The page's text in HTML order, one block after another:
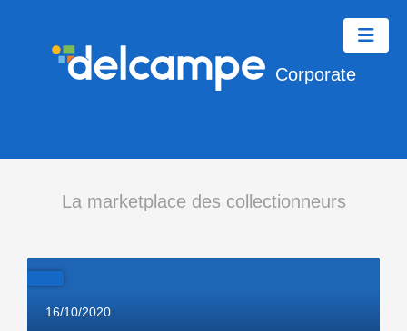
Corporate
La marketplace des collectionneurs
16/10/2020